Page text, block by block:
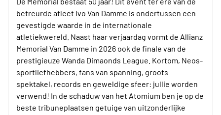
betreurde atleet Ivo Van Damme is ondertussen een
gevestigde waarde in de internationale
atletiekwereld. Naast haar verjaardag vormt de Allianz
Memorial Van Damme in 2026 ook de finale van de
prestigieuze Wanda Dimaonds League. Kortom, Neos-
sportliefhebbers, fans van spanning, groots
spektakel, records en geweldige sfeer: jullie worden
verwend! In de schaduw van het Atomium ben je op de
beste tribuneplaatsen getuige van uitzonderlijke